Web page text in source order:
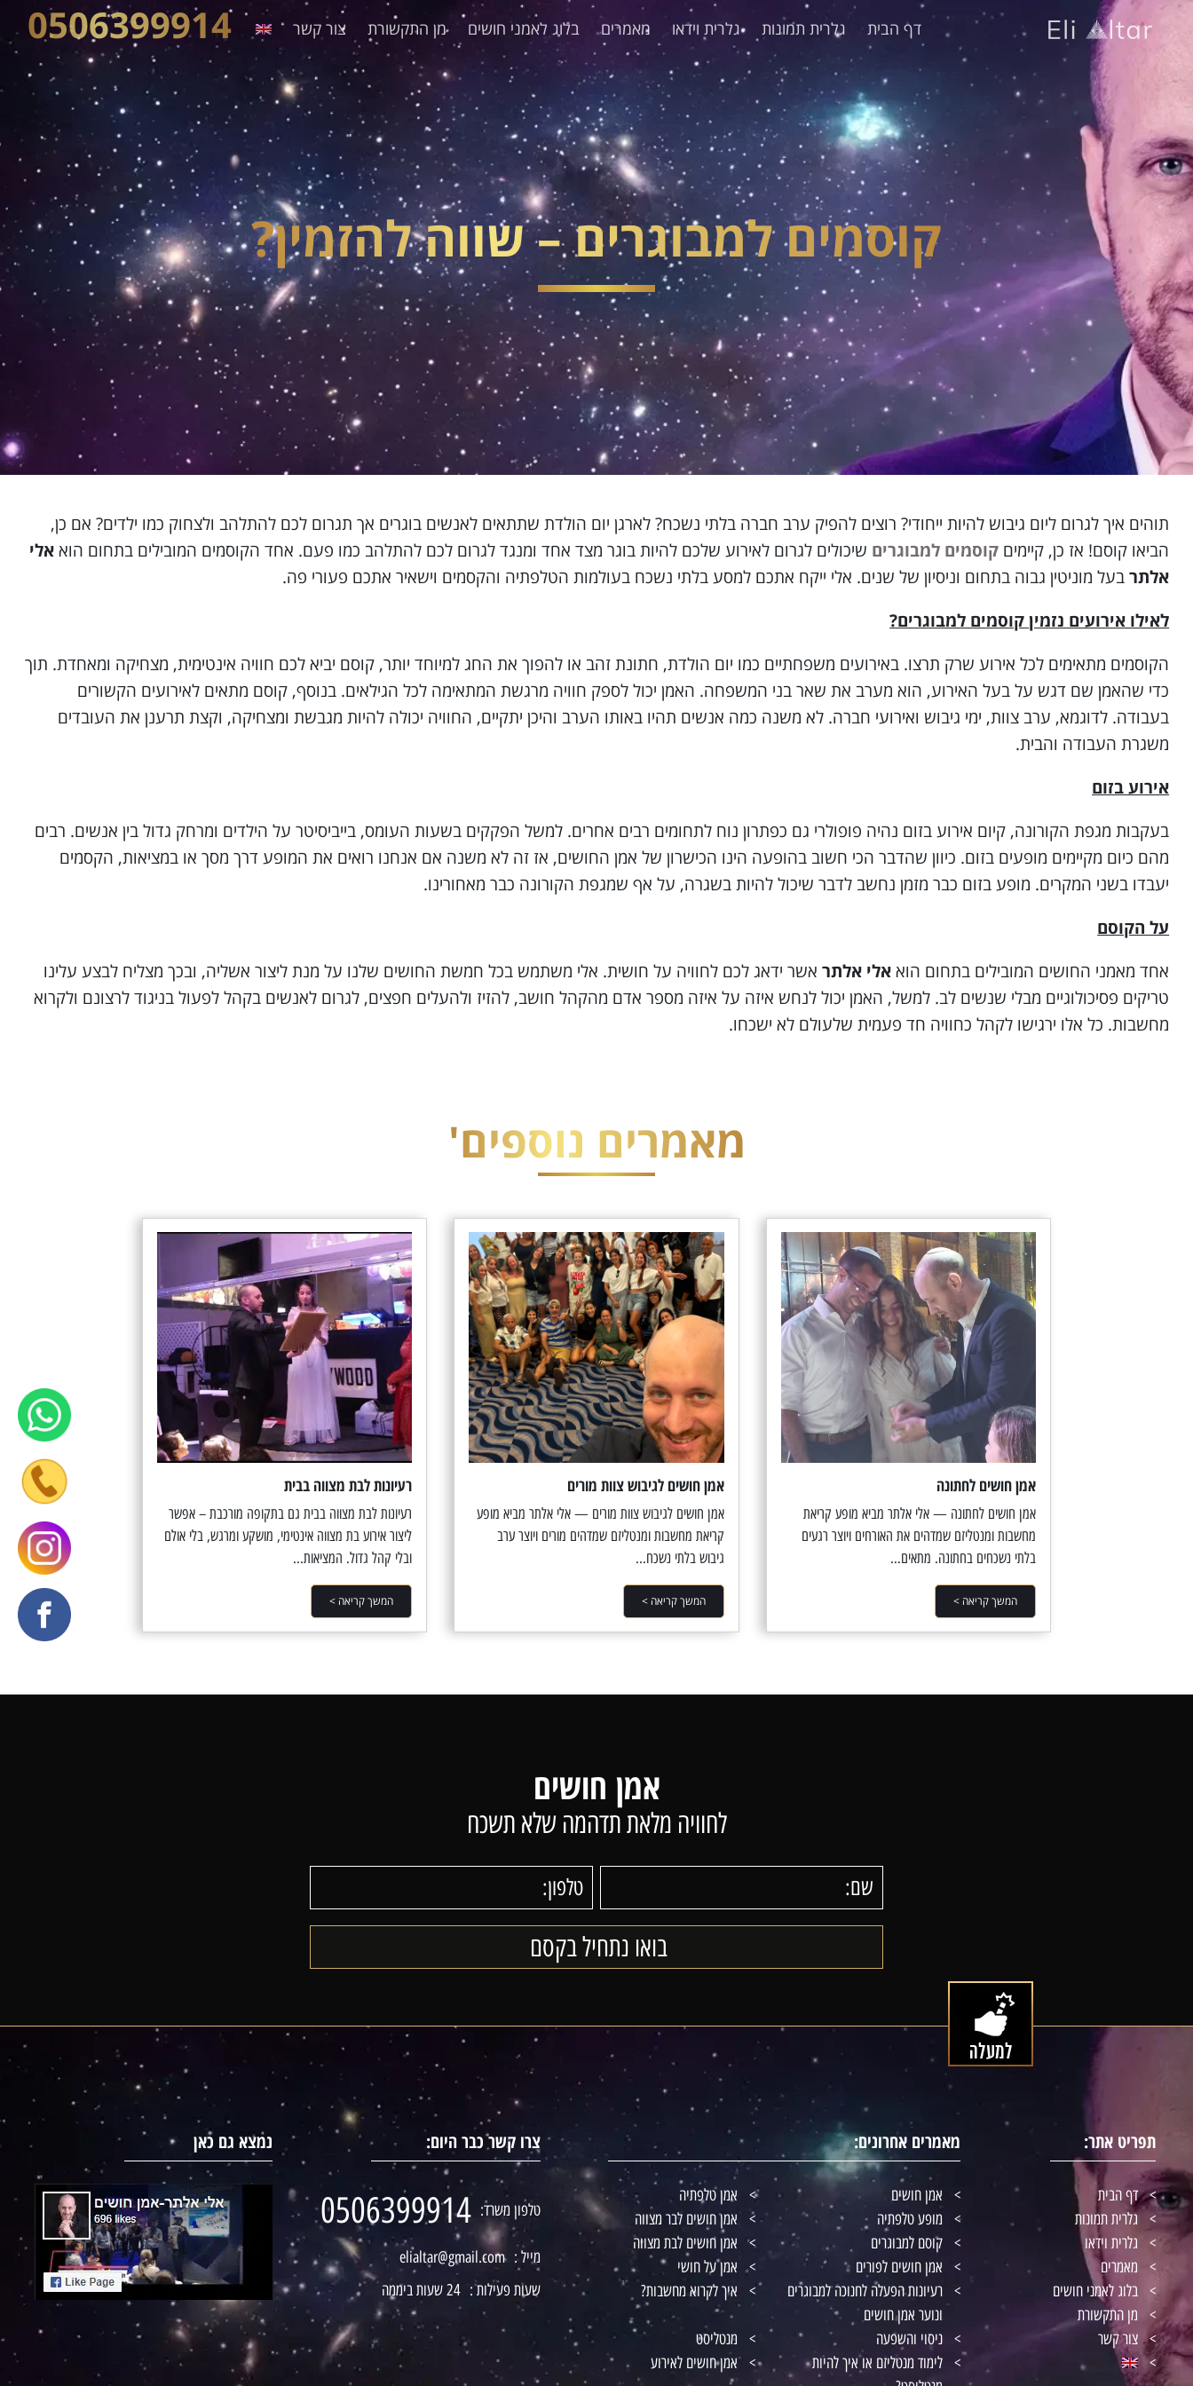
דף הבית גלרית תמונות גלרית וידאו מאמרים בלוג לאמני חושים מן התקשורת צור קשר 0506399914
קוסמים למבוגרים – שווה להזמין?
תוהים איך לגרום ליום גיבוש להיות ייחודי? רוצים להפיק ערב חברה בלתי נשכח? לארגן יום הולדת שתתאים לאנשים בוגרים אך תגרום לכם להתלהב ולצחוק כמו ילדים? אם כן,
הביאו קוסם! אז כן, קיימים קוסמים למבוגרים שיכולים לגרום לאירוע שלכם להיות בוגר מצד אחד ומנגד לגרום לכם להתלהב כמו פעם. אחד הקוסמים המובילים בתחום הואאלי
אלתרבעל מוניטין גבוה בתחום וניסיון של שנים. אלי ייקח אתכם למסע בלתי נשכח בעולמות הטלפתיה והקסמים וישאיר אתכם פעורי פה.
לאילו אירועים נזמיןקוסמים למבוגרים?
הקוסמים מתאימים לכל אירוע שרק תרצו. באירועים משפחתיים כמו יום הולדת, חתונת זהב או להפוך את החג למיוחד יותר, קוסם יביא לכם חוויה אינטימית, מצחיקה ומאחדת. תוך
כדי שהאמן שם דגש על בעל האירוע, הוא מערב את שאר בני המשפחה. האמן יכול לספק חוויה מרגשת המתאימה לכל הגילאים. בנוסף, קוסם מתאים לאירועים הקשורים
בעבודה. לדוגמא, ערב צוות, ימי גיבוש ואירועי חברה. לא משנה כמה אנשים תהיו באותו הערב והיכן יתקיים, החוויה יכולה להיות מגבשת ומצחיקה, וקצת תרענן את העובדים
משגרת העבודה והבית.
אירוע בזום
בעקבות מגפת הקורונה, קיום אירוע בזום נהיה פופולרי גם כפתרון נוח לתחומים רבים אחרים. למשל הפקקים בשעות העומס, בייביסיטר על הילדים ומרחק גדול בין אנשים. רבים
מהם כיום מקיימים מופעים בזום. כיוון שהדבר הכי חשוב בהופעה הינו הכישרון של אמן החושים, אז זה לא משנה אם אנחנו רואים את המופע דרך מסך או במציאות, הקסמים
יעבדו בשני המקרים. מופע בזום כבר מזמן נחשב לדבר שיכול להיות בשגרה, על אף שמגפת הקורונה כבר מאחורינו.
על הקוסם
אחד מאמני החושים המובילים בתחום הואאלי אלתראשר ידאג לכם לחוויה על חושית. אלי משתמש בכל חמשת החושים שלנו על מנת ליצור אשליה, ובכך מצליח לבצע עלינו
טריקים פסיכולוגיים מבלי שנשים לב. למשל, האמן יכול לנחש איזה על איזה מספר אדם מהקהל חושב, להזיז ולהעלים חפצים, לגרום לאנשים בקהל לפעול בניגוד לרצונם ולקרוא
מחשבות. כל אלו ירגישו לקהל כחוויה חד פעמית שלעולם לא ישכחו.
מאמרים נוספים'
אמן חושים לחתונה
אמן חושים לחתונה — אלי אלתר מביא מופע קריאת
מחשבות ומנטליזם שמדהים את האורחים ויוצר רגעים
בלתי נשכחים בחתונה. מתאים...
המשך קריאה >
אמן חושים לגיבוש צוות מורים
אמן חושים לגיבוש צוות מורים — אלי אלתר מביא מופע
קריאת מחשבות ומנטליזם שמדהים מורים ויוצר ערב
גיבוש בלתי נשכח...
המשך קריאה >
רעיונות לבת מצווה בבית
רעיונות לבת מצווה בבית גם בתקופה מורכבת – אפשר
ליצור אירוע בת מצווה אינטימי, מושקע ומרגש, בלי אולם
ובלי קהל גדול. המציאות...
המשך קריאה >
אמן חושים
לחוויה מלאת תדהמה שלא תשכח
תפריט אתר:
דף הבית
גלרית תמונות
גלרית וידאו
מאמרים
בלוג לאמני חושים
מן התקשורת
צור קשר
מאמרים אחרונים:
אמן חושים
אמן טלפתיה
מופע טלפתיה
אמן חושים לבר מצווה
קוסם למבוגרים
אמן חושים לבת מצווה
אמן חושים לפורים
אמן על חושי
רעיונות הפעלה לחנוכה למבוגרים
ונוער אמן חושים
איך לקרוא מחשבות?
ניסוי והשפעה
מנטליסט
לימוד מנטליזם או איך להיות
אמן חושים לאירוע
צרו קשר כבר היום:
טלפון משרד: 0506399914
מייל : elialtar@gmail.com
שעות פעילות : 24 שעות ביממה
נמצא גם כאן